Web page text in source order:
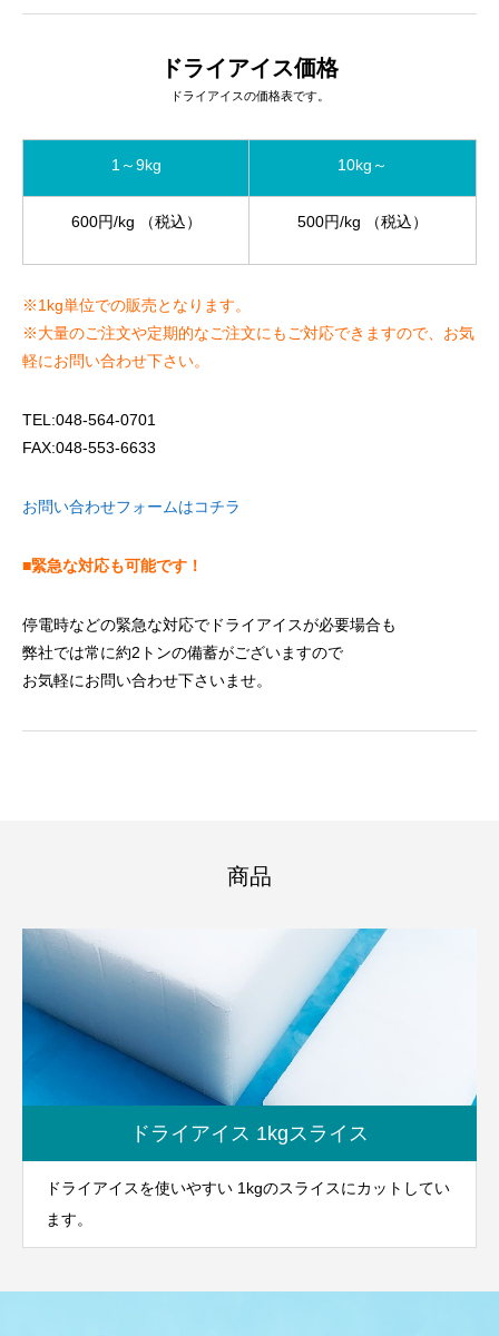
ドライアイス価格
ドライアイスの価格表です。
1～9kg 10kg～
600円/kg （税込） 500円/kg （税込）
※1kg単位での販売となります。
※大量のご注文や定期的なご注文にもご対応できますので、お気
軽にお問い合わせ下さい。
TEL:048-564-0701
FAX:048-553-6633
お問い合わせフォームはコチラ
■緊急な対応も可能です！
停電時などの緊急な対応でドライアイスが必要場合も
弊社では常に約2トンの備蓄がございますので
お気軽にお問い合わせ下さいませ。
商品
ドライアイス 1kgスライス
ドライアイスを使いやすい 1kgのスライスにカットしてい
ます。